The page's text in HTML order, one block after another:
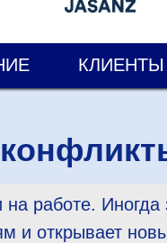
КЛИЕНТЫ
работе. Иногда
и открывает